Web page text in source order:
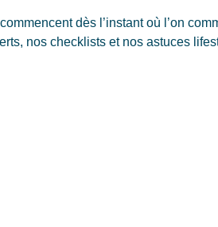
dès l’instant où l’on
nos checklists et nos astuces